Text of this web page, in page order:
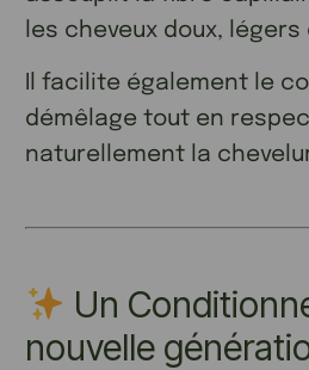
les cheveux doux,
Il facilite également le
démêlage tout en
naturellement la
Un
nouvelle